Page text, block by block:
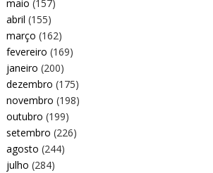
maio (157)
abril (155)
março (162)
fevereiro (169)
janeiro (200)
dezembro (175)
novembro (198)
outubro (199)
setembro (226)
agosto (244)
julho (284)